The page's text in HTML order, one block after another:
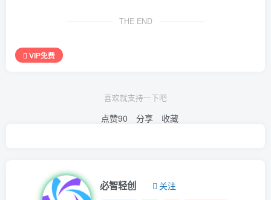
THE END
VIP免费
喜欢就支持一下吧
点赞90 分享 收藏
必智轻创 关注